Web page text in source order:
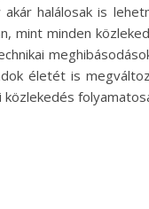
halálosak is
mint minden
életét is